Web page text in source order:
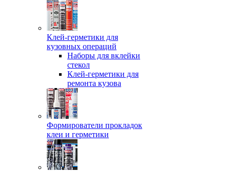
Клей-герметики для
кузовных операций
Наборы для вклейки
стекол
Клей-герметики для
ремонта кузова
Формирователи прокладок
клеи и герметики